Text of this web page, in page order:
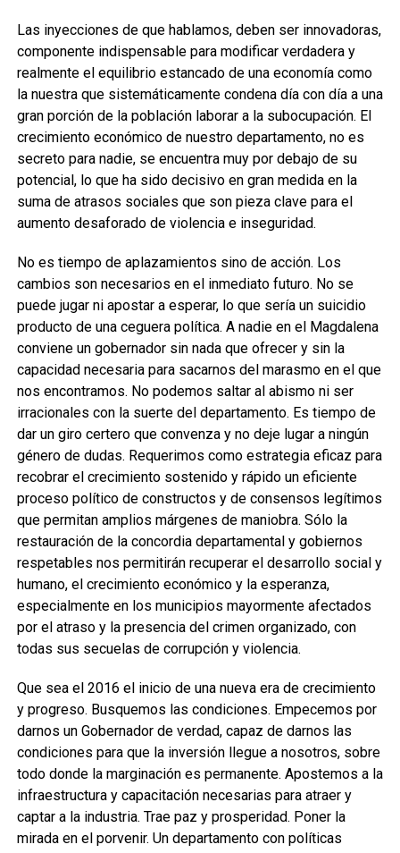
Las inyecciones de que hablamos, deben ser innovadoras,
componente indispensable para modificar verdadera y
realmente el equilibrio estancado de una economía como
la nuestra que sistemáticamente condena día con día a una
gran porción de la población laborar a la subocupación. El
crecimiento económico de nuestro departamento, no es
secreto para nadie, se encuentra muy por debajo de su
potencial, lo que ha sido decisivo en gran medida en la
suma de atrasos sociales que son pieza clave para el
aumento desaforado de violencia e inseguridad.
No es tiempo de aplazamientos sino de acción. Los
cambios son necesarios en el inmediato futuro. No se
puede jugar ni apostar a esperar, lo que sería un suicidio
producto de una ceguera política. A nadie en el Magdalena
conviene un gobernador sin nada que ofrecer y sin la
capacidad necesaria para sacarnos del marasmo en el que
nos encontramos. No podemos saltar al abismo ni ser
irracionales con la suerte del departamento. Es tiempo de
dar un giro certero que convenza y no deje lugar a ningún
género de dudas. Requerimos como estrategia eficaz para
recobrar el crecimiento sostenido y rápido un eficiente
proceso político de constructos y de consensos legítimos
que permitan amplios márgenes de maniobra. Sólo la
restauración de la concordia departamental y gobiernos
respetables nos permitirán recuperar el desarrollo social y
humano, el crecimiento económico y la esperanza,
especialmente en los municipios mayormente afectados
por el atraso y la presencia del crimen organizado, con
todas sus secuelas de corrupción y violencia.
Que sea el 2016 el inicio de una nueva era de crecimiento
y progreso. Busquemos las condiciones. Empecemos por
darnos un Gobernador de verdad, capaz de darnos las
condiciones para que la inversión llegue a nosotros, sobre
todo donde la marginación es permanente. Apostemos a la
infraestructura y capacitación necesarias para atraer y
captar a la industria. Trae paz y prosperidad. Poner la
mirada en el porvenir. Un departamento con políticas